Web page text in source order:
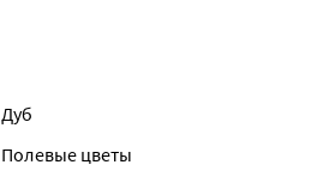
Дуб
Полевые цветы